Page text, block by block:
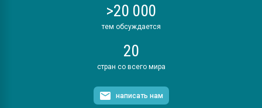
>20 000
тем обсуждается
20
стран со всего мира
написать нам